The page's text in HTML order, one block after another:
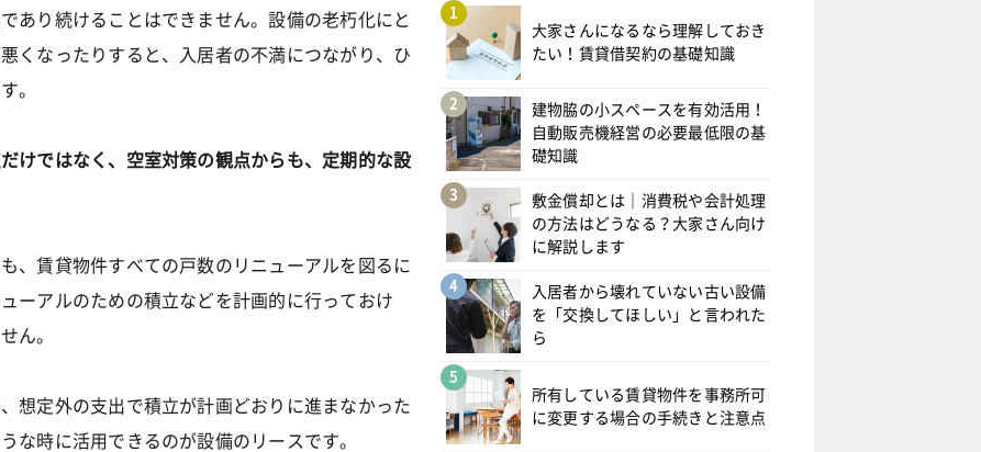
あり続けることはできません。設備の老朽化にと
くなったりすると、入居者の不満につながり、ひ
。
けではなく、空室対策の観点からも、定期的な設
、賃貸物件すべての戸数のリニューアルを図るに
ーアルのための積立などを計画的に行っておけ
ん。
想定外の支出で積立が計画どおりに進まなかった
な時に活用できるのが設備のリースです。
1
大家さんになるなら理解しておき
たい！賃貸借契約の基礎知識
2
建物脇の小スペースを有効活用！
自動販売機経営の必要最低限の基
礎知識
3
敷金償却とは｜消費税や会計処理
の方法はどうなる？大家さん向け
に解説します
4
入居者から壊れていない古い設備
を「交換してほしい」と言われた
ら
5
所有している賃貸物件を事務所可
に変更する場合の手続きと注意点